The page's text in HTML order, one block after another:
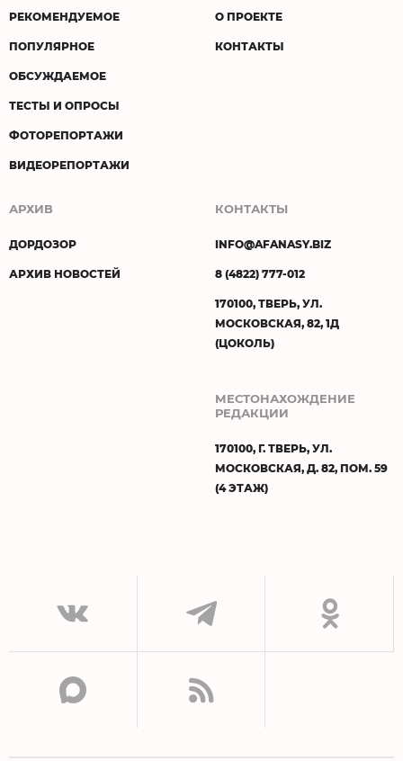
РЕКОМЕНДУЕМОЕ
ПОПУЛЯРНОЕ
ОБСУЖДАЕМОЕ
ТЕСТЫ И ОПРОСЫ
ФОТОРЕПОРТАЖИ
ВИДЕОРЕПОРТАЖИ
О ПРОЕКТЕ
КОНТАКТЫ
АРХИВ
ДОРДОЗОР
АРХИВ НОВОСТЕЙ
КОНТАКТЫ
INFO@AFANASY.BIZ
8 (4822) 777-012
170100, ТВЕРЬ, УЛ.
МОСКОВСКАЯ, 82, 1Д
(ЦОКОЛЬ)
МЕСТОНАХОЖДЕНИЕ
РЕДАКЦИИ
170100, Г. ТВЕРЬ, УЛ.
МОСКОВСКАЯ, Д. 82, ПОМ. 59
(4 ЭТАЖ)